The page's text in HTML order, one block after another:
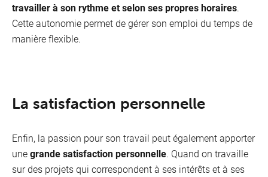
travailler à son rythme et selon ses propres horaires.
Cette autonomie permet de gérer son emploi du temps de
manière flexible.
La satisfaction personnelle
Enfin, la passion pour son travail peut également apporter
unegrande satisfaction personnelle. Quand on travaille
sur des projets qui correspondent à ses intérêts et à ses